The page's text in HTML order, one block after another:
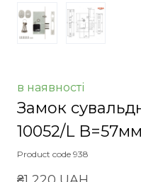
в наявності
Замок
10052/L B=57мм
Product code 938